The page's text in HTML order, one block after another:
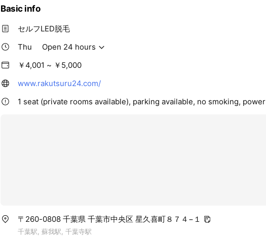
Basic info
セルフLED脱毛
Thu
Open 24 hours
￥4,001 ~ ￥5,000
www.rakutsuru24.com/
1 seat (private rooms available), parking available, no smoking,
〒260-0808 千葉県 千葉市中央区 星久喜町８７４−１
千葉駅, 蘇我駅, 千葉寺駅